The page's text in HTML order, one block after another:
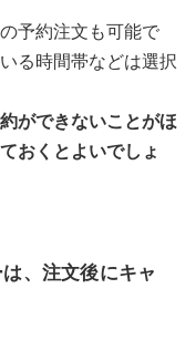
予約注文も可能で
る時間帯などは選択
ができないことがほ
おくとよいでしょ
、注文後にキャ